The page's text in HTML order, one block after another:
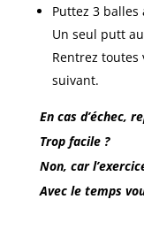
Puttez 3 balles
Un seul putt
Rentrez toutes
suivant.
En cas d’échec,
Trop facile ?
Non, car
Avec le temps